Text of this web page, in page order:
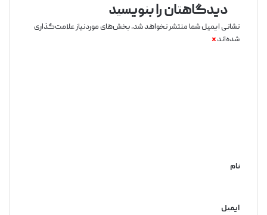
دیدگاهتان را بنویسید
نشانی ایمیل شما منتشر نخواهد شد.بخش‌های موردنیاز علامت‌گذاری
شده‌اند*
نام
ایمیل